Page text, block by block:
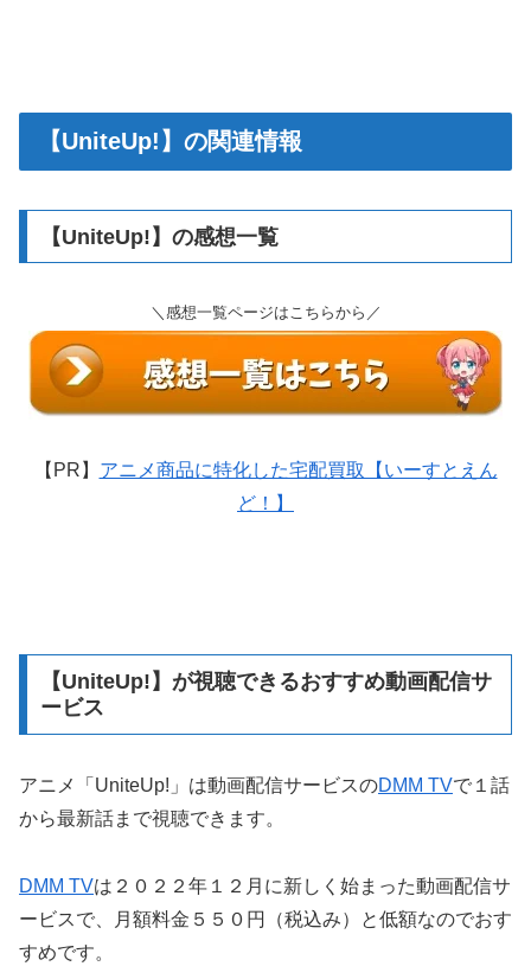
【UniteUp!】の関連情報
【UniteUp!】の感想一覧
＼感想一覧ページはこちらから／
【PR】 アニメ商品に特化した宅配買取【いーすとえん
ど！】
【UniteUp!】が視聴できるおすすめ動画配信サ
ービス
アニメ「UniteUp!」は動画配信サービスのDMM TVで１話
から最新話まで視聴できます。
DMM TVは２０２２年１２月に新しく始まった動画配信サ
ービスで、月額料金５５０円（税込み）と低額なのでおす
すめです。